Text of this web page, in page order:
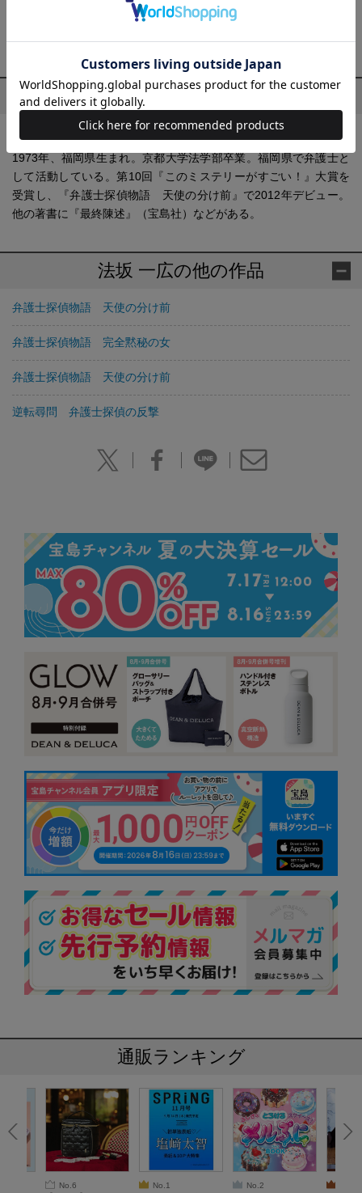
プロフィール
法坂 一広(ほうさか いっこう)
1973年、福岡県生まれ。京都大学法学部卒業。福岡県で弁護士と
して活動している。第10回『このミステリーがすごい！』大賞を
受賞し、『弁護士探偵物語 天使の分け前』で2012年デビュー。
他の著書に『最終陳述』（宝島社）などがある。
法坂 一広の他の作品
弁護士探偵物語 天使の分け前
弁護士探偵物語 完全黙秘の女
弁護士探偵物語 天使の分け前
逆転尋問 弁護士探偵の反撃
通販ランキング
No.6
No.1
No.2